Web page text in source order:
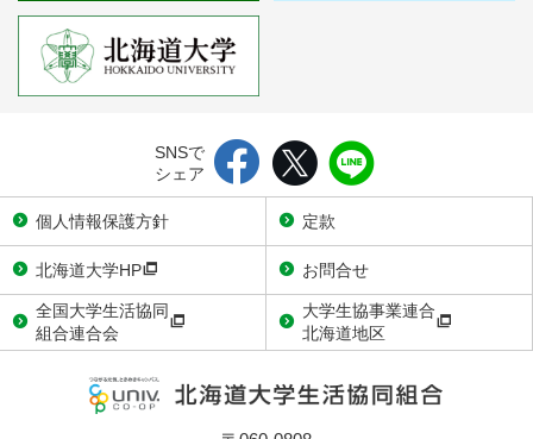
SNSで
シェア
個人情報保護方針
定款
北海道大学HP
お問合せ
全国大学生活協同
組合連合会
大学生協事業連合
北海道地区